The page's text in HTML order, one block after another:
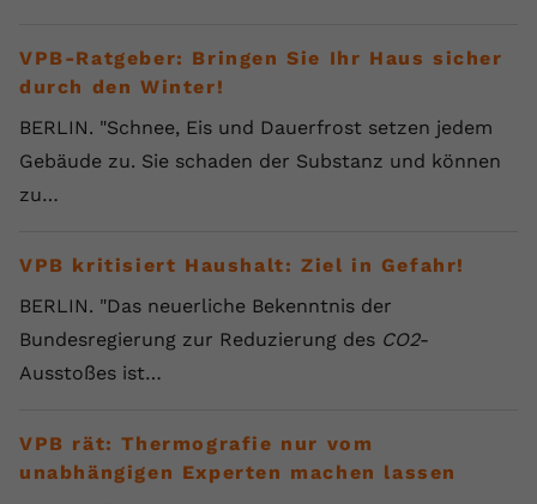
VPB-Ratgeber: Bringen Sie Ihr Haus sicher
durch den Winter!
BERLIN. "Schnee, Eis und Dauerfrost setzen jedem
Gebäude zu. Sie schaden der Substanz und können
zu…
VPB kritisiert Haushalt: Ziel in Gefahr!
BERLIN. "Das neuerliche Bekenntnis der
Bundesregierung zur Reduzierung des CO2-
Ausstoßes ist…
VPB rät: Thermografie nur vom
unabhängigen Experten machen lassen